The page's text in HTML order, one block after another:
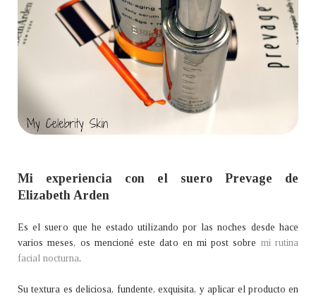
Mi experiencia con el suero Prevage de
Elizabeth Arden
Es el suero que he estado utilizando por las noches desde hace
varios meses, os mencioné este dato en mi post sobre mi rutina
facial nocturna.
Su textura es deliciosa, fundente, exquisita, y aplicar el producto en